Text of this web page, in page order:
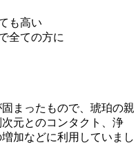
も高い
全ての方に
まったもので、琥珀の親
元とのコンタクト、浄
加などに利用していまし